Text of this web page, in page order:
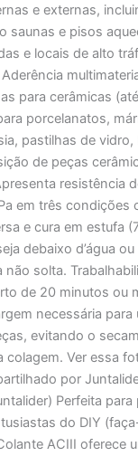
e externas,
saunas e pisos
e locais de alto
para cerâmicas
porcelanatos,
pastilhas de
de peças
resistência
em três condições
e cura em estufa
debaixo d’água
não solta.
de 20 minutos ou
necessária para
evitando o
colagem. Ver essa
por
Perfeita
do DIY
ACIII oferece